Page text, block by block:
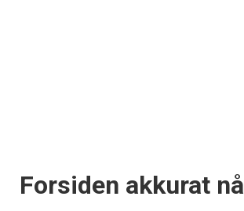
Forsiden akkurat nå